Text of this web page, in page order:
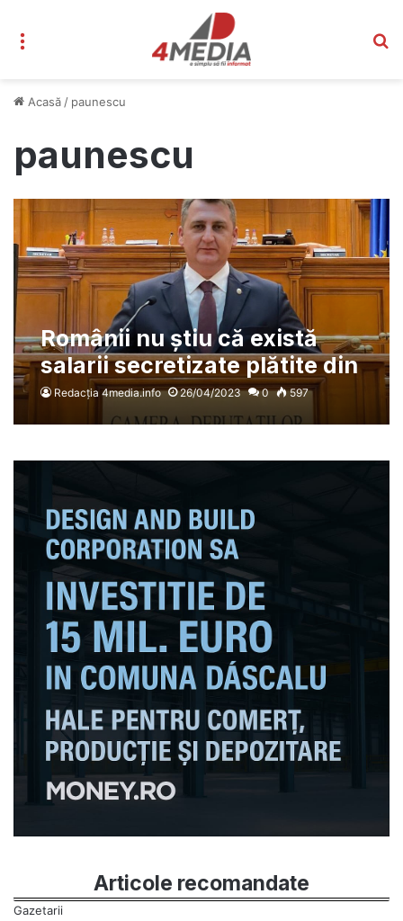
Acasă / paunescu
paunescu
Românii nu știu că există
salarii secretizate plătite din
bani publici – AUR solicită
desecretizarea salariilor de
Redacția 4media.info 26/04/2023 0 597
Articole recomandate